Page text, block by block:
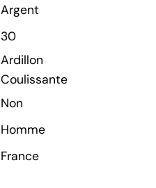
Argent
30
Ardillon
Coulissante
Non
Homme
France